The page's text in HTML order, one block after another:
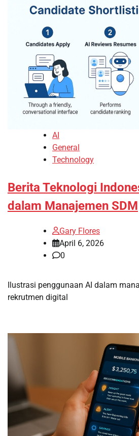
AI
General
Technology
Berita Teknologi
dalam Manajemen SDM
Gary Flores
April 6, 2026
0
Ilustrasi penggunaan AI dalam
rekrutmen digital